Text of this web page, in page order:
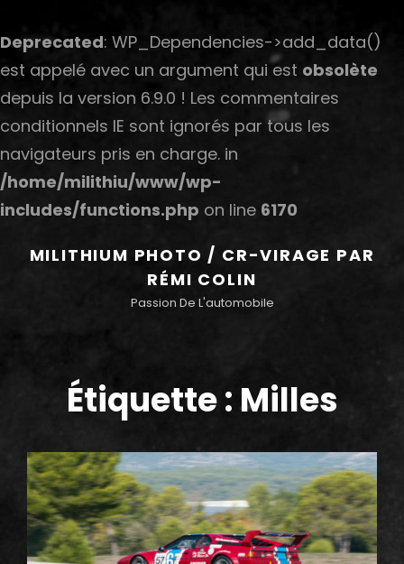
Deprecated: WP_Dependencies->add_data()
est appelé avec un argument qui est obsolète
depuis la version 6.9.0 ! Les commentaires
conditionnels IE sont ignorés par tous les
navigateurs pris en charge. in
/home/milithiu/www/wp-
includes/functions.php on line 6170
MILITHIUM PHOTO / CR-VIRAGE PAR
RÉMI COLIN
Passion De L'automobile
Étiquette :Milles